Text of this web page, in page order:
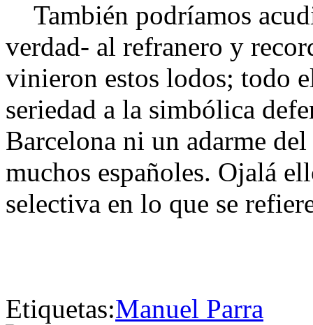
También podríamos
verdad- al refranero y
vinieron estos lodos; todo
seriedad a la simbólica
Barcelona ni un adarme
muchos españoles. Ojalá
selectiva en lo que se
Etiquetas:Manuel Parra